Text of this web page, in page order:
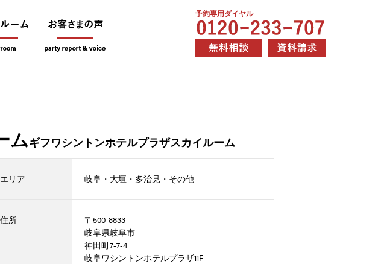
予約専用ダイヤル
ムギフワシントンホテルプラザスカイルーム
エリア 岐阜・大垣・多治見・その他
住所
〒500-8833
岐阜県岐阜市
神田町7-7-4
岐阜ワシントンホテルプラザ11F